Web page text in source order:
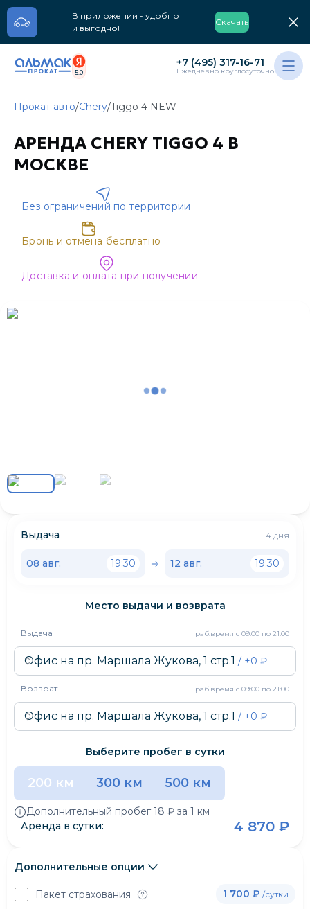
В приложении - удобно
и выгодно!
Скачать
5.0
+7 (495) 317-16-71
Ежедневно круглосуточно
Прокат авто/Chery/Tiggo 4 NEW
АРЕНДА CHERY TIGGO 4 В
МОСКВЕ
Без ограничений по территории
Бронь и отмена бесплатно
Доставка и оплата при получении
Выдача 4 дня
08 авг. 19:30 12 авг. 19:30
Место выдачи и возврата
Выдача раб.время с 09:00 по 21:00
Офис на пр. Маршала Жукова, 1 стр.1 / +0 ₽
Возврат раб.время с 09:00 по 21:00
Офис на пр. Маршала Жукова, 1 стр.1 / +0 ₽
Выберите пробег в сутки
200 км 300 км 500 км
Дополнительный пробег 18 ₽ за 1 км
Аренда в сутки:
4 870 ₽
Дополнительные опции
Пакет страхования 1 700 ₽ /сутки